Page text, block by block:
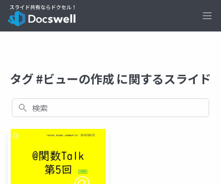
タグ #ビューの作成 に関するスライド
検索